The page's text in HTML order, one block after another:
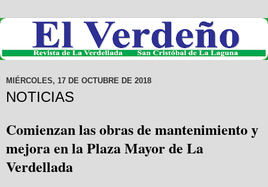
MIÉRCOLES, 17 DE OCTUBRE DE 2018
NOTICIAS
Comienzan las obras de mantenimiento y
mejora en la Plaza Mayor de La
Verdellada